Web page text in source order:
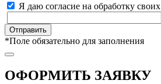
Я даю согласие на обработку своих
*Поле обязательно для заполнения
ОФОРМИТЬ ЗАЯВКУ